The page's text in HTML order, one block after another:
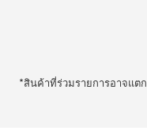
*สินค้าที่ร่วมรายการอาจแต